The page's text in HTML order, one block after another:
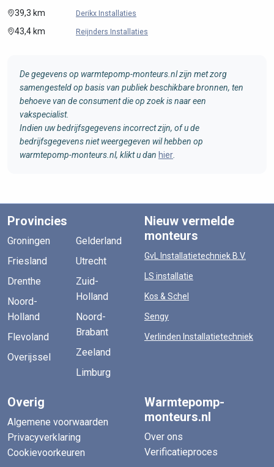
39,3 km Derikx Installaties
43,4 km Reijnders Installaties
De gegevens op warmtepomp-monteurs.nl zijn met zorg
samengesteld op basis van publiek beschikbare bronnen, ten
behoeve van de consument die op zoek is naar een
vakspecialist.
Indien uw bedrijfsgegevens incorrect zijn, of u de
bedrijfsgegevens niet weergegeven wil hebben op
warmtepomp-monteurs.nl, klikt u dan hier
Provincies
Groningen
Friesland
Drenthe
Noord-
Holland
Flevoland
Overijssel
Gelderland
Utrecht
Zuid-
Holland
Noord-
Brabant
Zeeland
Limburg
Nieuw vermelde
monteurs
GvL Installatietechniek B.V.
LS installatie
Kos & Schel
Sengy
Verlinden Installatietechniek
Overig
Algemene voorwaarden
Privacyverklaring
Cookievoorkeuren
Warmtepomp-
monteurs.nl
Over ons
Verificatieproces